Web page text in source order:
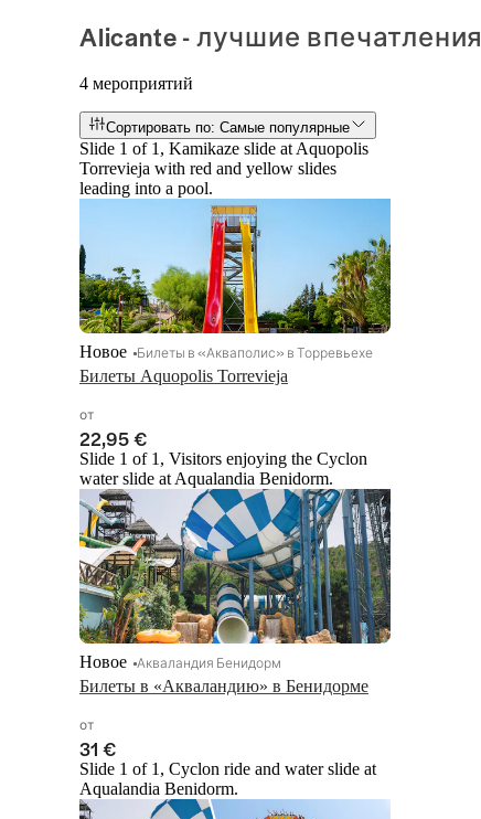
Alicante - лучшие впечатления
4 мероприятий
Сортировать по: Самые популярные
Slide 1 of 1, Kamikaze slide at Aquopolis
Torrevieja with red and yellow slides
leading into a pool.
Билеты Aquopolis Torrevieja
Новое Билеты в «Акваполис» в Торревьехе
от
22,95 €
Slide 1 of 1, Visitors enjoying the Cyclon
water slide at Aqualandia Benidorm.
Билеты в «Акваландию» в Бенидорме
Новое Акваландия Бенидорм
от
31 €
Slide 1 of 1, Cyclon ride and water slide at
Aqualandia Benidorm.